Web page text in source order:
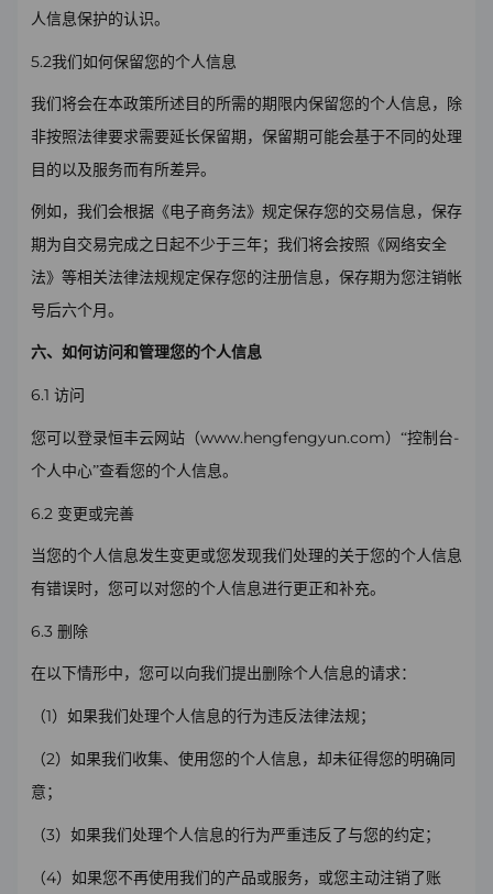
人信息保护的认识。
5.2我们如何保留您的个人信息
我们将会在本政策所述目的所需的期限内保留您的个人信息，除
非按照法律要求需要延长保留期，保留期可能会基于不同的处理
目的以及服务而有所差异。
例如，我们会根据《电子商务法》规定保存您的交易信息，保存
期为自交易完成之日起不少于三年；我们将会按照《网络安全
法》等相关法律法规规定保存您的注册信息，保存期为您注销帐
号后六个月。
六、如何访问和管理您的个人信息
6.1 访问
您可以登录恒丰云网站（www.hengfengyun.com） “控制台-
个人中心”查看您的个人信息。
6.2 变更或完善
当您的个人信息发生变更或您发现我们处理的关于您的个人信息
有错误时，您可以对您的个人信息进行更正和补充。
6.3 删除
在以下情形中，您可以向我们提出删除个人信息的请求：
（1）如果我们处理个人信息的行为违反法律法规；
（2）如果我们收集、使用您的个人信息，却未征得您的明确同
意；
（3）如果我们处理个人信息的行为严重违反了与您的约定；
（4）如果您不再使用我们的产品或服务，或您主动注销了账